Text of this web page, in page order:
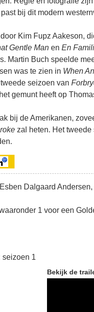
bij dit modern
Kim Fupz Aakeson,
Gentle Man en En
Martin Buch speelde
was te zien in When
seizoen van
gemunt heeft op
bij de Amerikanen,
zal heten. Het
Dalgaard
1 voor een
seizoen 1
Bekijk de